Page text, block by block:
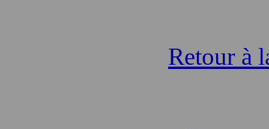
Retour à